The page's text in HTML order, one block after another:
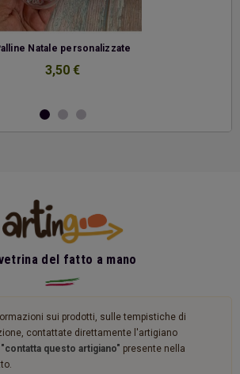
Natale personalizzate
3,50 €
del fatto a mano
sui prodotti, sulle tempistiche di
contattate direttamente l'artigiano
"contatta questo artigiano" presente nella